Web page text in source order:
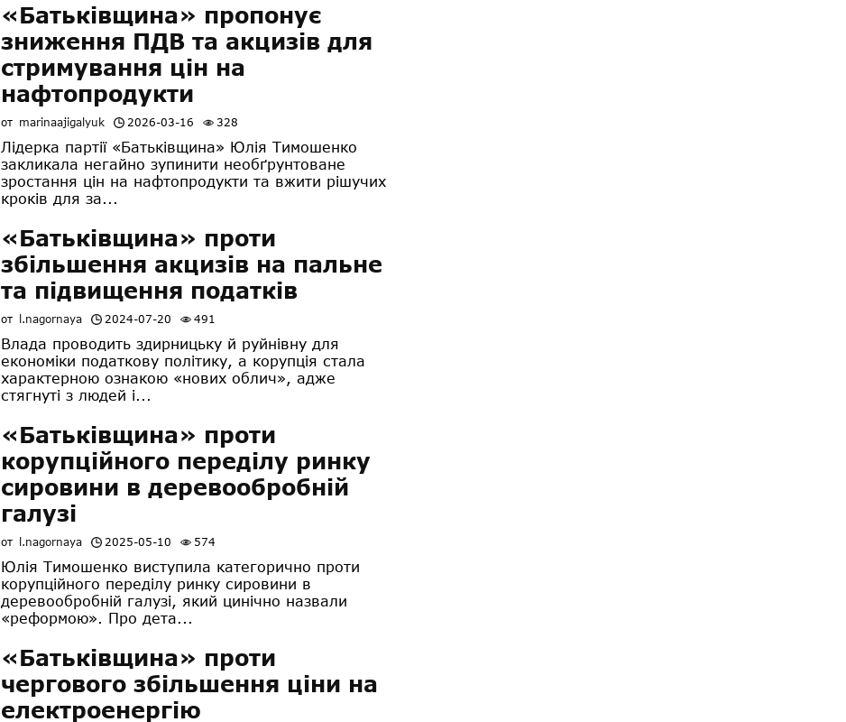
«Батьківщина» пропонує
зниження ПДВ та акцизів для
стримування цін на
нафтопродукти
от marinaajigalyuk 2026-03-16 328
Лідерка партії «Батьківщина» Юлія Тимошенко
закликала негайно зупинити необґрунтоване
зростання цін на нафтопродукти та вжити рішучих
кроків для за...
«Батьківщина» проти
збільшення акцизів на пальне
та підвищення податків
от l.nagornaya 2024-07-20 491
Влада проводить здирницьку й руйнівну для
економіки податкову політику, а корупція стала
характерною ознакою «нових облич», адже
стягнуті з людей і...
«Батьківщина» проти
корупційного переділу ринку
сировини в деревообробній
галузі
от l.nagornaya 2025-05-10 574
Юлія Тимошенко виступила категорично проти
корупційного переділу ринку сировини в
деревообробній галузі, який цинічно назвали
«реформою». Про дета...
«Батьківщина» проти
чергового збільшення ціни на
електроенергію